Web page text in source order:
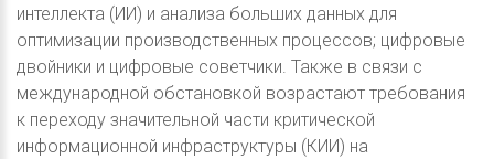
интеллекта (ИИ) и анализа больших данных для
оптимизации производственных процессов; цифровые
двойники и цифровые советчики. Также в связи с
международной обстановкой возрастают требования
к переходу значительной части критической
информационной инфраструктуры (КИИ) на